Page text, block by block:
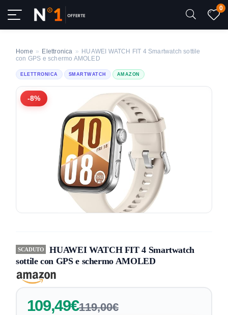
0
Home » Elettronica » HUAWEI WATCH FIT 4 Smartwatch sottile
con GPS e schermo AMOLED
ELETTRONICA SMARTWATCH AMAZON
-8%
SCADUTO
HUAWEI WATCH FIT 4 Smartwatch
sottile con GPS e schermo AMOLED
109,49€119,00€